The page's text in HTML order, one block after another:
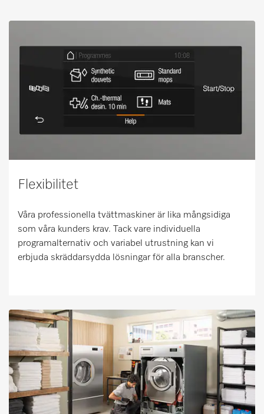
Flexibilitet
Våra professionella tvättmaskiner är lika mångsidiga
som våra kunders krav. Tack vare individuella
programalternativ och variabel utrustning kan vi
erbjuda skräddarsydda lösningar för alla branscher.